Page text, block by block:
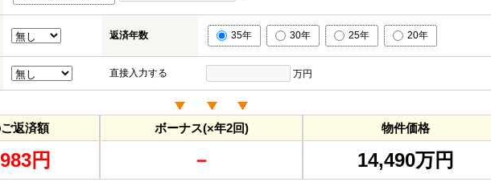
返済年数 35年 30年 25年 20年
直接入力する 万円
返済額
円
ボーナス(×年2回)
－
物件価格
14,490万円